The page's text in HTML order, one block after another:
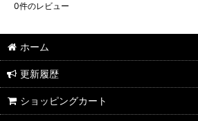
0件のレビュー
ホーム
更新履歴
ショッピングカート